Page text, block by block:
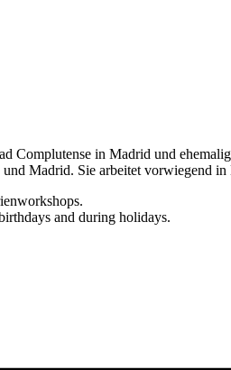
in Madrid und
Madrid. Sie arbeitet vorwiegend in
and during holidays.